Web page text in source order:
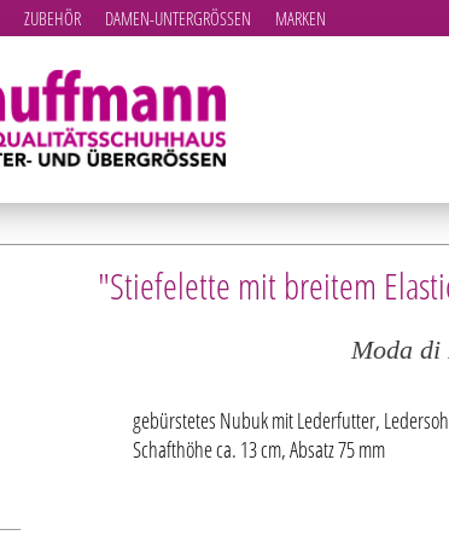
ZUBEHÖR DAMEN-UNTERGRÖSSEN
MARKEN
"Stiefelette mit breitem
Moda di
gebürstetes Nubuk mit Lederfutter,
Schafthöhe ca. 13 cm, Absatz 75 mm